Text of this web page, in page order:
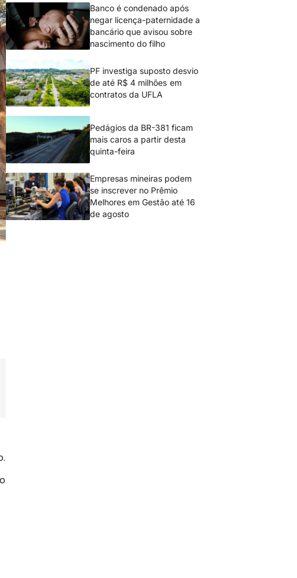
Banco é condenado após
negar licença-paternidade a
bancário que avisou sobre
nascimento do filho
PF investiga suposto desvio
de até R$ 4 milhões em
contratos da UFLA
Pedágios da BR-381 ficam
mais caros a partir desta
quinta-feira
Empresas mineiras podem
se inscrever no Prêmio
Melhores em Gestão até 16
de agosto